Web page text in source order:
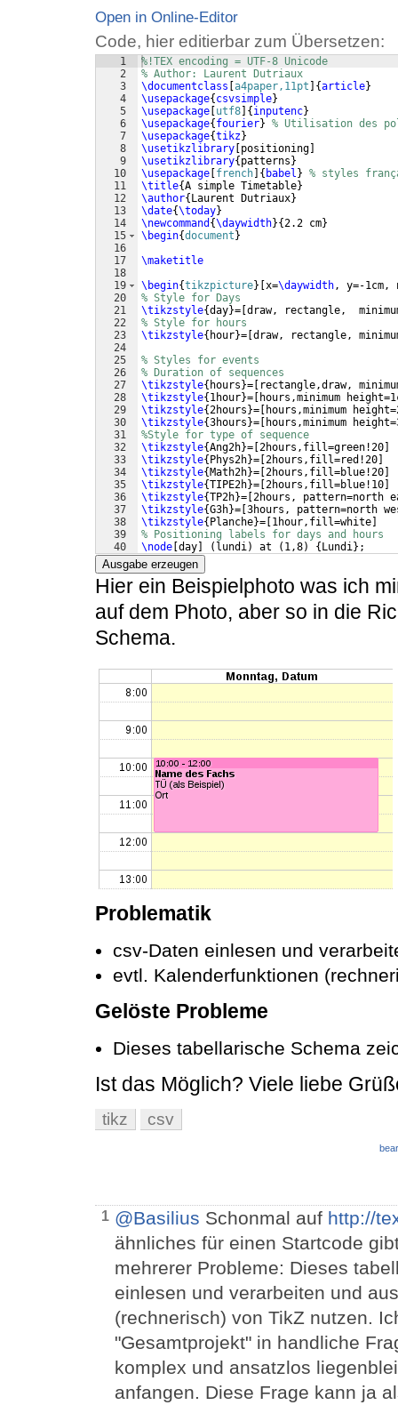
Open in Online-Editor
Code, hier editierbar zum Übersetzen:
1
2
3
4
5
6
7
8
9
10
11
12
13
14
15
16
17
18
19
20
21
22
23
24
25
26
27
28
29
30
31
32
33
34
35
36
37
38
39
40
41
%!TEX encoding = UTF-8 Unicode
% Author: Laurent Dutriaux
\documentclass a4paper,11pt {article}
\usepackage{ csvsimple}
\usepackage utf8 { inputenc}
\usepackage{ fourier} % Utilisation des
\usepackage{tikz}
\usetikzlibrary positioning
\usetikzlibrary{ patterns }
\usepackage french { babel } % styles
\title{A simple Timetable}
\author{ Laurent Dutriaux}
\date{\today}
\newcommand {\daywidth}{2.2 cm}
\begin{document }
\maketitle
\begin{tikzpicture} x=\daywidth, y=-1cm,
% Style for Days
\tikzstyle{day}= draw, rectangle,
% Style for hours
\tikzstyle{ hour}= draw, rectangle,
% Styles for events
% Duration of sequences
\tikzstyle{ hours }=
rectangle,draw,
\tikzstyle{ 1hour}=
hours,minimum
\tikzstyle{2hours }=
hours,minimum
\tikzstyle{3hours }=
hours,minimum
%Style for type of sequence
\tikzstyle{Ang2h}= 2hours,fill=green!20
\tikzstyle{ Phys2h}= 2hours,fill=red!20
\tikzstyle{ Math2h}= 2hours,fill=blue!20
\tikzstyle{TIPE2h}= 2hours,fill=blue!10
\tikzstyle{TP2h}= 2hours, pattern=north
\tikzstyle{G3h}= 3hours, pattern=north
\tikzstyle{ Planche}= 1hour,fill=white
% Positioning labels for days and hours
\node day ( lundi) at ( 1,8) { Lundi} ;
\node[day]
Ausgabe erzeugen
Hier ein Beispielphoto was ich
auf dem Photo, aber so in die
Schema.
Problematik
csv-Daten einlesen und
evtl. Kalenderfunktionen
Gelöste Probleme
Dieses tabellarische Schema
Ist das Möglich? Viele liebe
tikz csv
1 @Basilius Schonmal auf http://
ähnliches für einen Startcode
mehrerer Probleme: Dieses
einlesen und verarbeiten und
(rechnerisch) von TikZ nutzen.
"Gesamtprojekt" in handliche
komplex und ansatzlos
anfangen. Diese Frage kann ja